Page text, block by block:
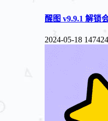
醒图 v9.9.1 解锁
2024-05-18 147424